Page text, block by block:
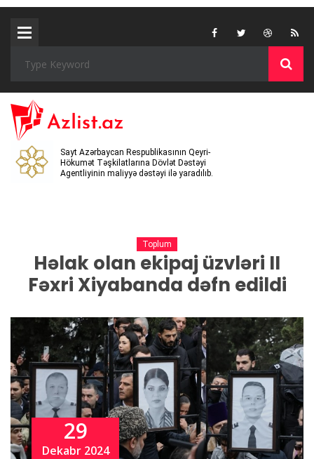
Sayt Azərbaycan Respublikasının Qeyri-
Hökumət Təşkilatlarına Dövlət Dəstəyi
Agentliyinin maliyyə dəstəyi ilə yaradılıb.
Toplum
Həlak olan ekipaj üzvləri II
Fəxri Xiyabanda dəfn edildi
29
Dekabr 2024